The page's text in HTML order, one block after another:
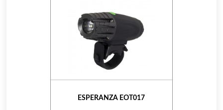
ESPERANZA EOT017